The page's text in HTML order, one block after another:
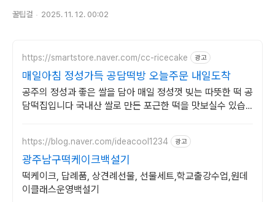
꿀팁걸 2025. 11. 12. 00:02
https://smartstore.naver.com/cc-ricecake 광고
매일아침 정성가득 공담떡방 오늘주문 내일도착
공주의 정성과 좋은 쌀을 담아 매일 정성껏 빚는 따뜻한 떡 공
담떡집입니다 국내산 쌀로 만든 포근한 떡을 맛보실수 있습
https://blog.naver.com/ideacool1234 광고
광주남구떡케이크백설기
떡케이크, 답례품, 상견례선물, 선물세트,학교출강수업,원데
이클래스운영백설기